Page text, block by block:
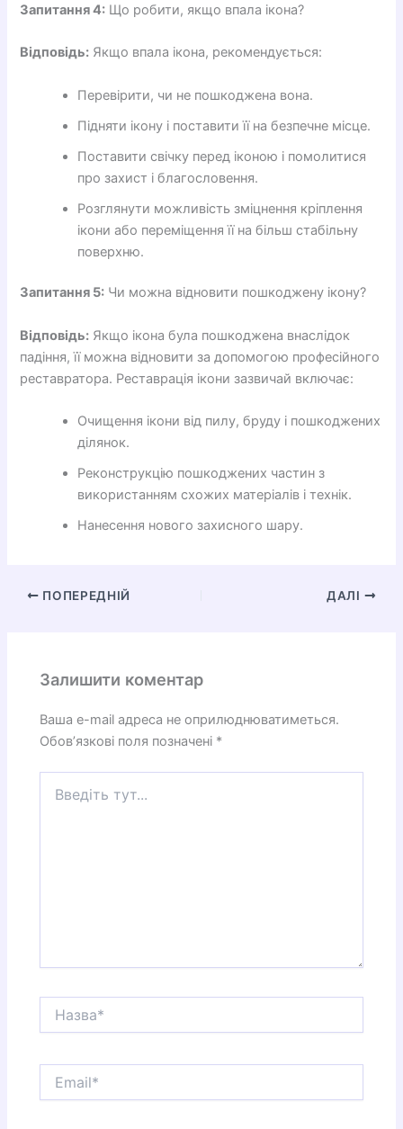
Запитання 4: Що робити, якщо впала ікона?
Відповідь: Якщо впала ікона, рекомендується:
Перевірити, чи не пошкоджена вона.
Підняти ікону і поставити її на безпечне місце.
Поставити свічку перед іконою і помолитися
про захист і благословення.
Розглянути можливість зміцнення кріплення
ікони або переміщення її на більш стабільну
поверхню.
Запитання 5: Чи можна відновити пошкоджену ікону?
Відповідь: Якщо ікона була пошкоджена внаслідок
падіння, її можна відновити за допомогою професійного
реставратора. Реставрація ікони зазвичай включає:
Очищення ікони від пилу, бруду і пошкоджених
ділянок.
Реконструкцію пошкоджених частин з
використанням схожих матеріалів і технік.
Нанесення нового захисного шару.
ПОПЕРЕДНІЙ ДАЛІ
Залишити коментар
Ваша e-mail адреса не оприлюднюватиметься.
Обов’язкові поля позначені *
тут...